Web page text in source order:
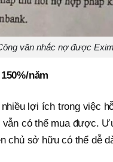
nhắc nợ được
năm
lợi ích trong việc
có thể mua được.
chủ sở hữu có thể dễ